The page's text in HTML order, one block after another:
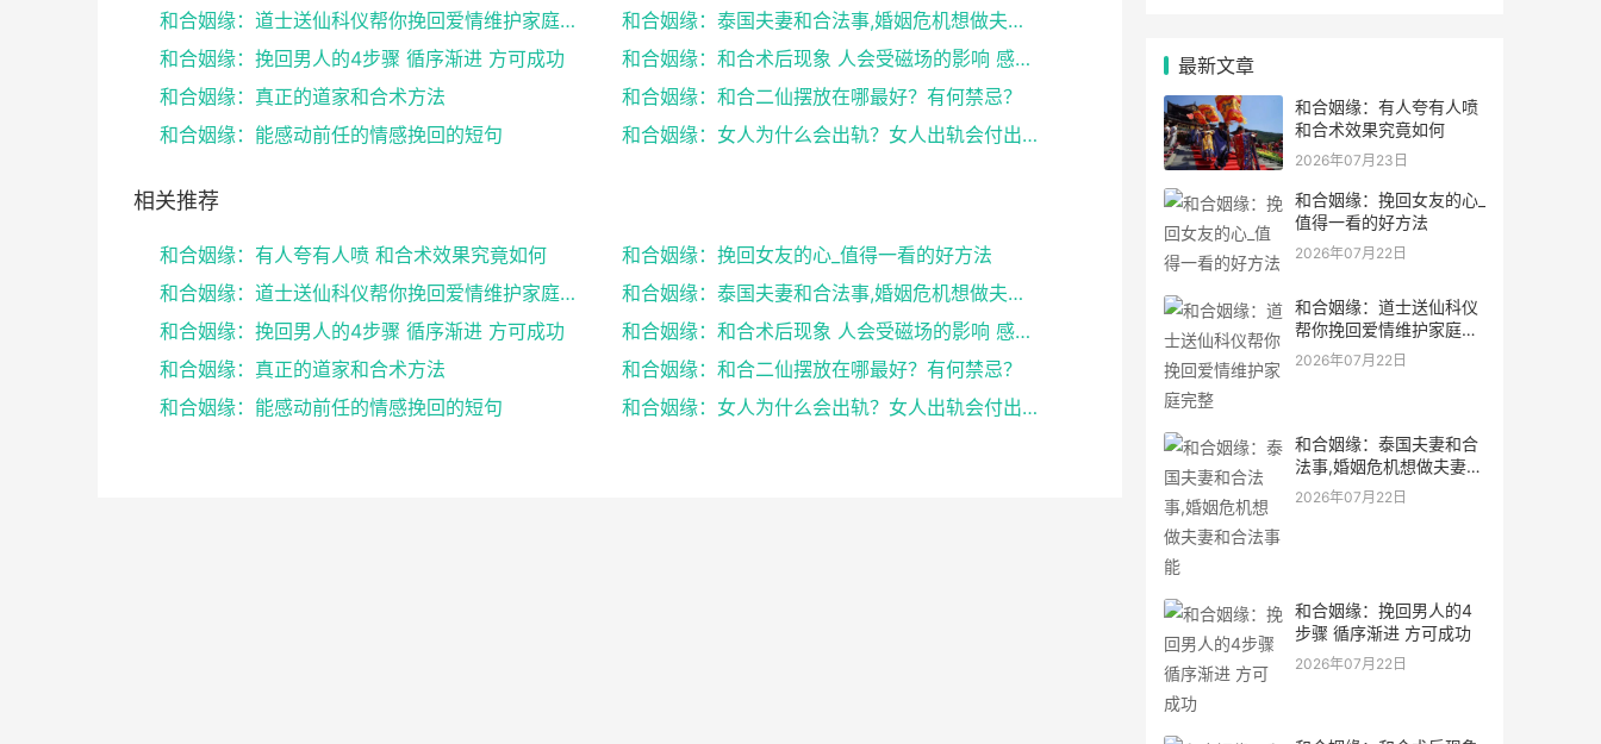
和合姻缘：道士送仙科仪帮你挽回爱情维护家庭完整
和合姻缘：泰国夫妻和合法事,婚姻危机想做夫妻和合法...
和合姻缘：挽回男人的4步骤 循序渐进 方可成功
和合姻缘：和合术后现象 人会受磁场的影响 感到头晕...
和合姻缘：真正的道家和合术方法
和合姻缘：和合二仙摆放在哪最好？有何禁忌？
和合姻缘：能感动前任的情感挽回的短句
和合姻缘：女人为什么会出轨？女人出轨会付出感情吗？
相关推荐
和合姻缘：有人夸有人喷 和合术效果究竟如何
和合姻缘：挽回女友的心_值得一看的好方法
和合姻缘：道士送仙科仪帮你挽回爱情维护家庭完整
和合姻缘：泰国夫妻和合法事,婚姻危机想做夫妻和合法...
和合姻缘：挽回男人的4步骤 循序渐进 方可成功
和合姻缘：和合术后现象 人会受磁场的影响 感到头晕...
和合姻缘：真正的道家和合术方法
和合姻缘：和合二仙摆放在哪最好？有何禁忌？
和合姻缘：能感动前任的情感挽回的短句
和合姻缘：女人为什么会出轨？女人出轨会付出感情吗？
最新文章
和合姻缘：有人夸有人喷
和合术效果究竟如何
2026年07月23日
和合姻缘：挽回女友的心_
值得一看的好方法
2026年07月22日
和合姻缘：道士送仙科仪
帮你挽回爱情维护家庭完
整
2026年07月22日
和合姻缘：泰国夫妻和合
法事,婚姻危机想做夫妻和
合法事能
2026年07月22日
和合姻缘：挽回男人的4
步骤 循序渐进 方可成功
2026年07月22日